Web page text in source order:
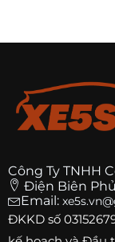
Công Ty TNHH
Điện Biên
Email:
ĐKKD số